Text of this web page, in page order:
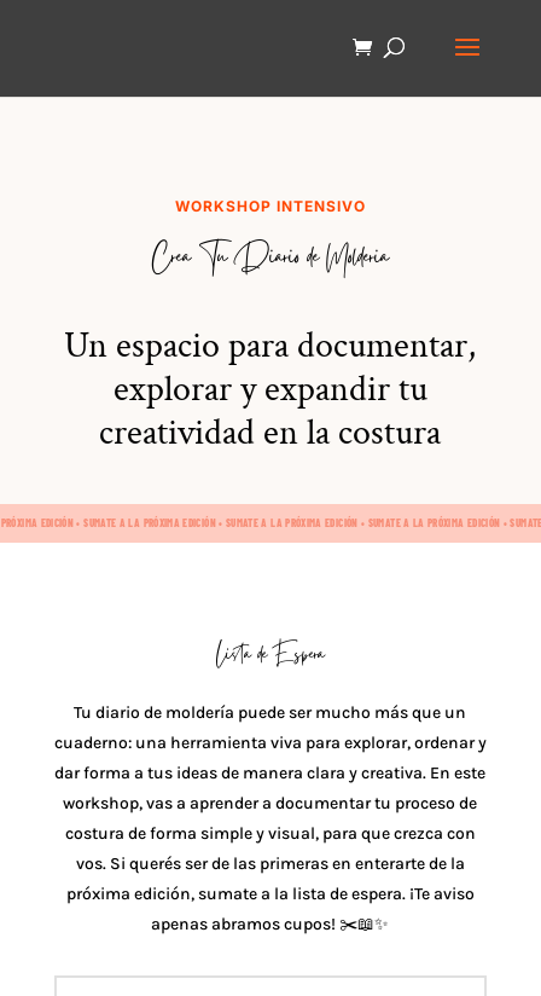
WORKSHOP INTENSIVO
Crea Tu Diario de Molderia
Un espacio para documentar,
explorar y expandir tu
creatividad en la costura
EDICIÓN • SUMATE A LA PRÓXIMA EDICIÓN • SUMATE A LA PRÓXIMA EDICIÓN • SUMATE A LA PRÓXIMA EDICIÓN •
Lista de Espera
Tu diario de moldería puede ser mucho más que un
cuaderno: una herramienta viva para explorar, ordenar y
dar forma a tus ideas de manera clara y creativa. En este
workshop, vas a aprender a documentar tu proceso de
costura de forma simple y visual, para que crezca con
vos. Si querés ser de las primeras en enterarte de la
próxima edición, sumate a la lista de espera. ¡Te aviso
apenas abramos cupos! ✂️📖✨